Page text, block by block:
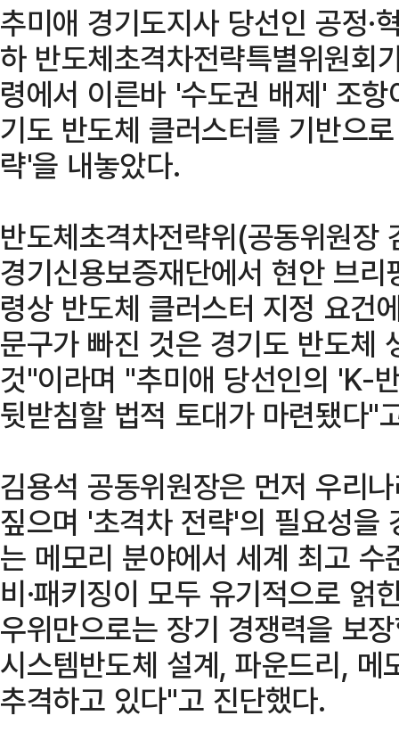
추미애 경기도지사 당선인 공정·
하 반도체초격차전략특별위원회
령에서 이른바 '수도권 배제' 조
기도 반도체 클러스터를 기반으
략'을 내놓았다.
반도체초격차전략위(공동위원장
경기신용보증재단에서 현안 브
령상 반도체 클러스터 지정 요건
문구가 빠진 것은 경기도 반도체
것"이라며 "추미애 당선인의 'K-
뒷받침할 법적 토대가 마련됐다"
김용석 공동위원장은 먼저 우리
짚으며 '초격차 전략'의 필요성을
는 메모리 분야에서 세계 최고 수
비·패키징이 모두 유기적으로 얽
우위만으로는 장기 경쟁력을 보
시스템반도체 설계, 파운드리,
추격하고 있다"고 진단했다.